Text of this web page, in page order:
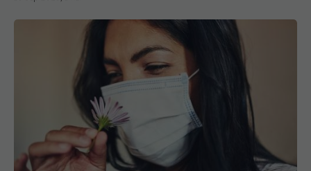
De ce persistă pierderea gustului după COVID
chiar și după mult timp?
05 mar 2026, 10:47